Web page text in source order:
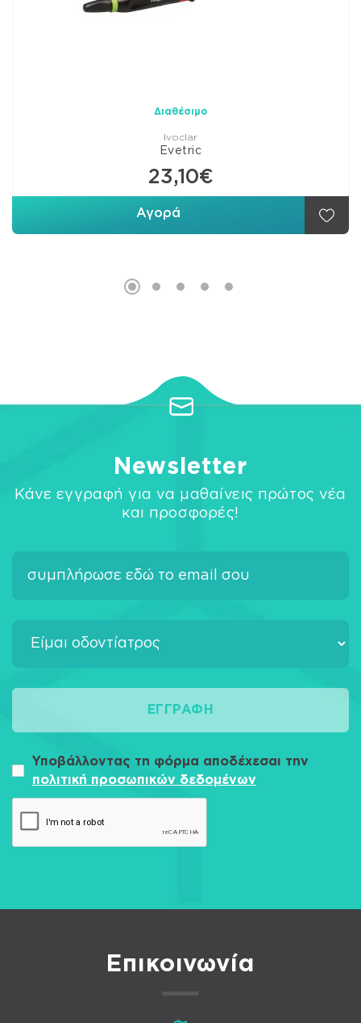
Διαθέσιμο
Ivoclar
Evetric
23,10€
Αγορά
Newsletter
Κάνε εγγραφή για να μαθαίνεις πρώτος νέα
και προσφορές!
ΕΓΓΡΑΦΉ
Υποβάλλοντας τη φόρμα αποδέχεσαι την
πολιτική προσωπικών δεδομένων
Επικοινωνία